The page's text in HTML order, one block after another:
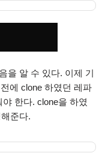
을 알 수 있다. 이제 기
에 clone 하였던 레파
한다. clone을 하였
준다.